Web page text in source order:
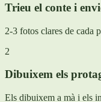
Trieu el conte i
2-3 fotos clares de cada
2
Dibuixem els
Els dibuixem a mà i els